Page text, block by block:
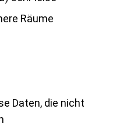
Räume
Daten, die nicht